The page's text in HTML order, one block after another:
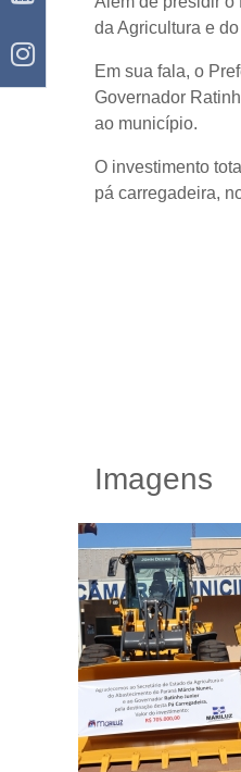
da Agricultura e
Em sua fala, o
Governador
ao município.
O investimento
pá carregadeira,
Imagens